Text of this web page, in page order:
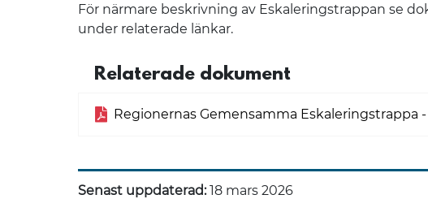
För närmare beskrivning av Eskaleringstrappan se
under relaterade länkar.
Relaterade dokument
Regionernas Gemensamma Eskaleringstrappa
Senast uppdaterad:18 mars 2026